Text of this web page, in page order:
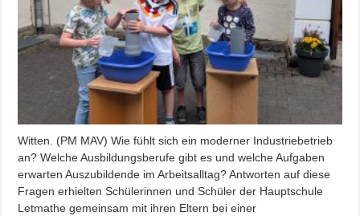
Witten. (PM MAV) Wie fühlt sich ein moderner Industriebetrieb
an? Welche Ausbildungsberufe gibt es und welche Aufgaben
erwarten Auszubildende im Arbeitsalltag? Antworten auf diese
Fragen erhielten Schülerinnen und Schüler der Hauptschule
Letmathe gemeinsam mit ihren Eltern bei einer